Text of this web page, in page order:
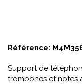
Référence:
Support de
trombones et notes